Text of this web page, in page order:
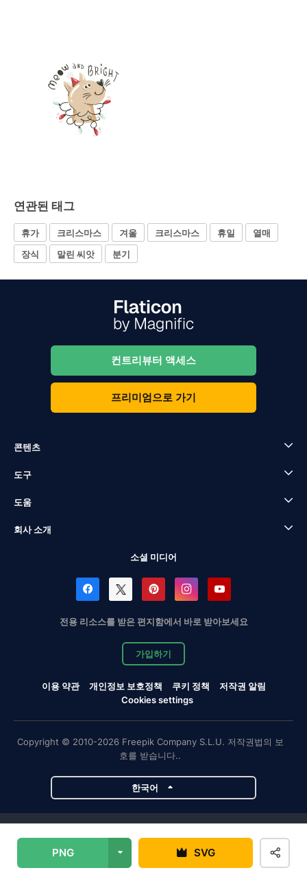
PNG SVG
연관된 태그
휴가 크리스마스 겨울 크리스마스 휴일
열매
장식
말린 씨앗 분기
컨트리뷰터 액세스
프리미엄으로 가기
콘텐츠
도구
도움
회사 소개
소셜 미디어
전용 리소스를 받은 편지함에서 바로 받아보세요
가입하기
이용 약관 개인정보 보호정책 쿠키 정책
저작권 알림
Cookies settings
Copyright © 2010-2026 Freepik Company S.L.U. 저작권법의 보
호를 받습니다..
한국어